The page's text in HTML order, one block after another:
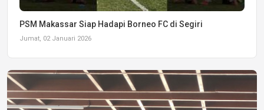
PSM Makassar Siap Hadapi Borneo FC di Segiri
Jumat, 02 Januari 2026